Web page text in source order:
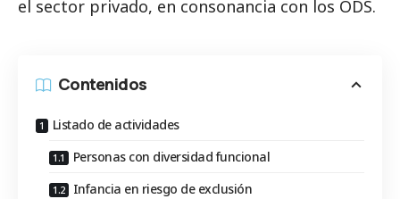
el sector privado, en consonancia con los ODS.
Contenidos
Listado de actividades
Personas con diversidad funcional
Infancia en riesgo de exclusión